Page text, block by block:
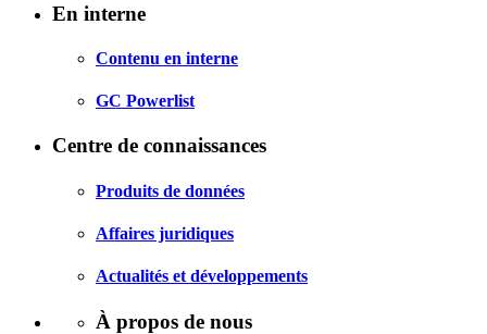
En interne
Contenu en interne
GC Powerlist
Centre de connaissances
Produits de données
Affaires juridiques
Actualités et développements
À propos de nous